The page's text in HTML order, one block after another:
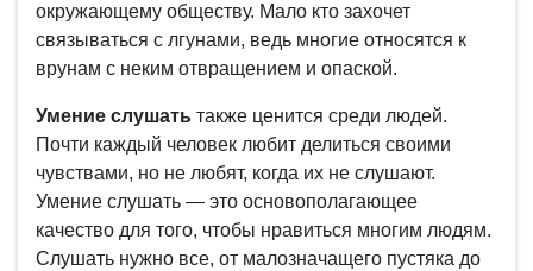
окружающему обществу. Мало кто захочет
связываться с лгунами, ведь многие относятся к
врунам с неким отвращением и опаской.
Умение слушать также ценится среди людей.
Почти каждый человек любит делиться своими
чувствами, но не любят, когда их не слушают.
Умение слушать — это основополагающее
качество для того, чтобы нравиться многим людям.
Слушать нужно все, от малозначащего пустяка до